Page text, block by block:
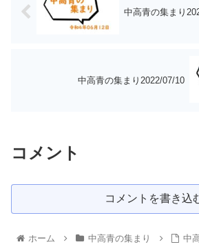
中高青の集まり
中高青の集まり2022/07/10
コメント
コメントを書き込
ホーム 中高青の集まり 中